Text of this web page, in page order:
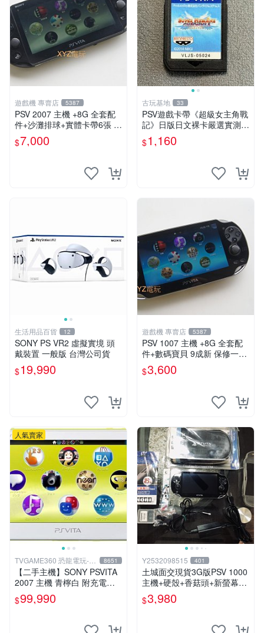
遊戲機 專賣店 5387
PSV 2007 主機 +8G 全套配
件+沙灘排球+實體卡帶6張 保
修一年 品質有保障
$7,000
古玩基地 33
PSV遊戲卡帶《超級女主角戰
記》日版日文裸卡嚴選實測正
常索尼專用 超級女主角戰記
PSV 日版 裸卡
$1,160
生活用品百貨 12
SONY PS VR2 虛擬實境 頭
戴裝置 一般版 台灣公司貨
$19,990
遊戲機 專賣店 5387
PSV 1007 主機 +8G 全套配
件+數碼寶貝 9成新 保修一年
品質有保障 psvita
$3,600
人氣賣家
TVGAME360 恐龍電玩-台
中店
8651
【二手主機】SONY PSVITA
2007 主機 青檸白 附充電器
USB傳輸線 PS VITA PSV 台
中恐龍電玩
$99,990
Y2532098515 401
土城面交現貨3G版PSV 1000
主機+硬殼+香菇頭+新螢幕玻
璃貼+初音掛繩+可改機版本8
成新 一年保修如照片所有的
$3,980